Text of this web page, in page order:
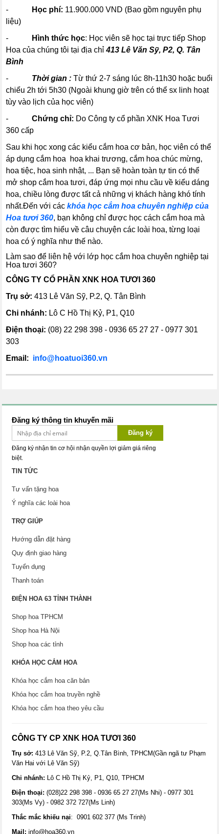
-
Học phí: 11.900.000 VND (Bao gồm nguyên phụ
liệu)
-
Hình thức học: Học viên sẽ học tại trực tiếp Shop
Hoa của chúng tôi tại địa chỉ413 Lê Văn Sỹ, P2, Q. Tân
Bình
- Thời gian : Từ thứ 2-7 sáng lúc 8h-11h30 hoặc buổi
chiểu 2h tới 5h30 (Ngoài khung giờ trên có thể sx linh hoạt
tùy vào lịch của học viên)
-Chứng chỉ: Do Công ty cổ phần XNK Hoa Tươi
360 cấp
Sau khi học xong các kiểu cắm hoa cơ bản, học viên có thể
áp dụng cắm hoa hoa khai trương, cắm hoa chúc mừng,
hoa tiệc, hoa sinh nhật, ... Bạn sẽ hoàn toàn tự tin có thể
mở shop cắm hoa tươi, đáp ứng mọi nhu cầu về kiểu dáng
hoa, chiều lòng được tất cả những vị khách hàng khó tính
nhất.Đến với cáckhóa học cắm hoa chuyên nghiệp của
Hoa tươi 360, bạn không chỉ được học cách cắm hoa mà
còn được tìm hiểu về câu chuyện các loài hoa, từng loại
hoa có ý nghĩa như thế nào.
Làm sao để liên hệ với lớp học cắm hoa chuyên nghiệp tại
Hoa tươi 360?
CÔNG TY CỔ PHẦN XNK HOA TƯƠI 360
Trụ sở: 413 Lê Văn Sỹ, P.2, Q. Tân Bình
Chi nhánh: Lô C Hồ Thị Kỷ, P1, Q10
Điện thoại: (08) 22 298 398 - 0936 65 27 27 - 0977 301
303
Email: info@hoatuoi360.vn
Đăng ký thông tin khuyến mãi
Đăng ký
Đăng ký nhận tin cơ hội nhận quyền lợi giảm giá riêng
biệt.
TIN TỨC
Tư vấn tặng hoa
Ý nghĩa các loài hoa
TRỢ GIÚP
Hướng dẫn đặt hàng
Quy định giao hàng
Tuyển dụng
Thanh toán
ĐIỆN HOA 63 TỈNH THÀNH
Shop hoa TPHCM
Shop hoa Hà Nội
Shop hoa các tỉnh
KHÓA HỌC CẮM HOA
Khóa học cắm hoa căn bản
Khóa học cắm hoa truyền nghề
Khóa học cắm hoa theo yêu cầu
CÔNG TY CP XNK HOA TƯƠI 360
Trụ sở:413 Lê Văn Sỹ, P.2, Q.Tân Bình, TPHCM(Gần ngã tư Phạm
Văn Hai với Lê Văn Sỹ)
Chi nhánh: Lô C Hồ Thị Kỷ, P1, Q10, TPHCM
Điện thoại: (028)22 298 398 - 0936 65 27 27(Ms Nhi) - 0977 301
303(Ms Vy) - 0982 372 727(Ms Linh)
Thắc mắc khiếu nại: 0901 602 377 (Ms Trinh)
Mail: info@hoa360.vn